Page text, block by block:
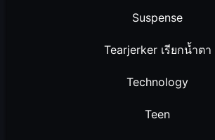
Suspense
Tearjerker เรียกน้ำตา
Technology
Teen